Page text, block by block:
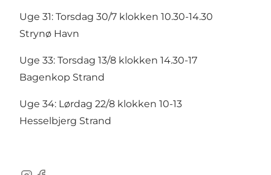
Uge 31: Torsdag 30/7 klokken 10.30-14.30
Strynø Havn
Uge 33: Torsdag 13/8 klokken 14.30-17
Bagenkop Strand
Uge 34: Lørdag 22/8 klokken 10-13
Hesselbjerg Strand